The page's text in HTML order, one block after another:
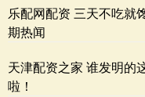
乐配网配资 三天不吃就
期热闻
天津配资之家 谁发明的
啦！